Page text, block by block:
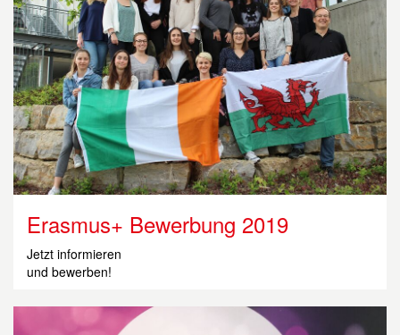
Erasmus+ Bewerbung 2019
Jetzt informieren
und bewerben!